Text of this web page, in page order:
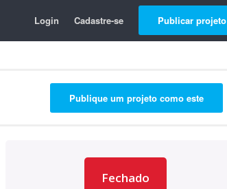
Login Cadastre-se Publicar projeto
Publique um projeto como este
Fechado